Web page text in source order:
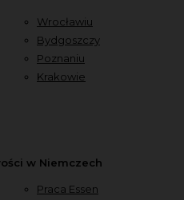
Wrocławiu
Bydgoszczy
Poznaniu
Krakowie
w Niemczech
Praca Essen